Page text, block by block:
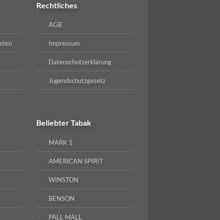
Rechtliches
AGB
Impressum
Datenschutzerklärung
Jugendschutzgesetz
BeliebterTabak
MARK 1
AMERICAN SPIRIT
WINSTON
BENSON
PALL MALL